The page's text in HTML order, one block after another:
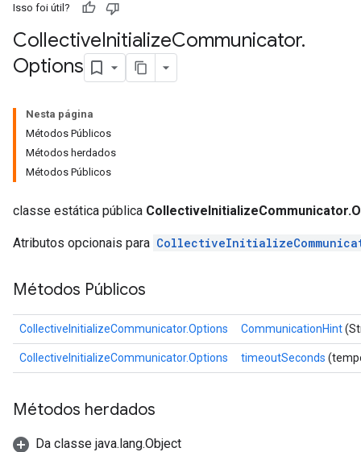
Isso foi útil?
CollectiveInitializeCommunicator.
Options
Nesta página
Métodos Públicos
Métodos herdados
Métodos Públicos
classe estática pública
Atributos opcionais para
Métodos Públicos
CollectiveInitializeCommunicator.Options CommunicationHint
CollectiveInitializeCommunicator.Options timeoutSeconds
Métodos herdados
Da classe java.lang.Object